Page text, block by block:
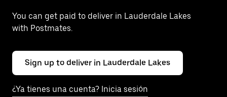
You can get paid to deliver in Lauderdale Lakes
with Postmates.
Sign up to deliver in Lauderdale Lakes
¿Ya tienes una cuenta? Inicia sesión